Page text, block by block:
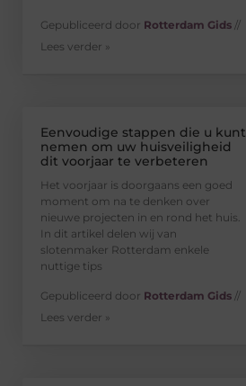
Gepubliceerd door Rotterdam Gids //
Lees verder »
Eenvoudige stappen die u kunt
nemen om uw huisveiligheid
dit voorjaar te verbeteren
Het voorjaar is doorgaans een goed
moment om na te denken over
nieuwe projecten in en rond het huis.
In dit artikel delen wij van
slotenmaker Rotterdam enkele
nuttige tips
Gepubliceerd door Rotterdam Gids //
Lees verder »